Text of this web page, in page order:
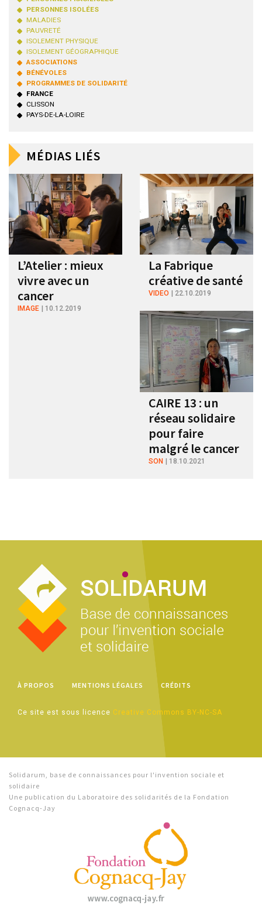
PERSONNES ISOLÉES
MALADIES
PAUVRETÉ
ISOLEMENT PHYSIQUE
ISOLEMENT GÉOGRAPHIQUE
ASSOCIATIONS
BÉNÉVOLES
PROGRAMMES DE SOLIDARITÉ
FRANCE
CLISSON
PAYS-DE-LA-LOIRE
MÉDIAS LIÉS
L’Atelier : mieux
vivre avec un
cancer
IMAGE 10.12.2019
La Fabrique
créative de santé
VIDEO 22.10.2019
CAIRE 13 : un
réseau solidaire
pour faire
malgré le cancer
SON 18.10.2021
À PROPOS MENTIONS LÉGALES CRÉDITS
Ce site est sous licence Creative Commons BY-NC-SA
Solidarum, base de connaissances pour l'invention sociale et
solidaire
Une publication du Laboratoire des solidarités de la Fondation
Cognacq-Jay